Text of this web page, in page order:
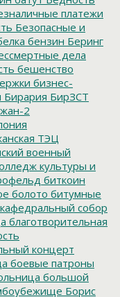
платежи
Безопасные и
бензин Беринг
дела
бешенство
бизнес-
Бирария БирЗСТ
2
ТЭЦ
военный
культуры и
биткоин
болото битумные
собор
благотворительная
концерт
боевые патроны
большой
Борис